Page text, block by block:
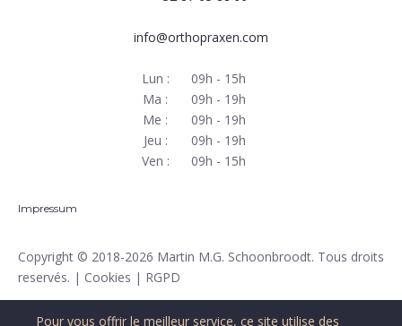
info@orthopraxen.com
Lun :
09h - 15h
Ma :
09h - 19h
Me :
09h - 19h
Jeu :
09h - 19h
Ven :
09h - 15h
Impressum
Copyright © 2018-2026 Martin M.G. Schoonbroodt. Tous droits
reservés. | Cookies | RGPD
Pour vous offrir le meilleur service, ce site utilise des